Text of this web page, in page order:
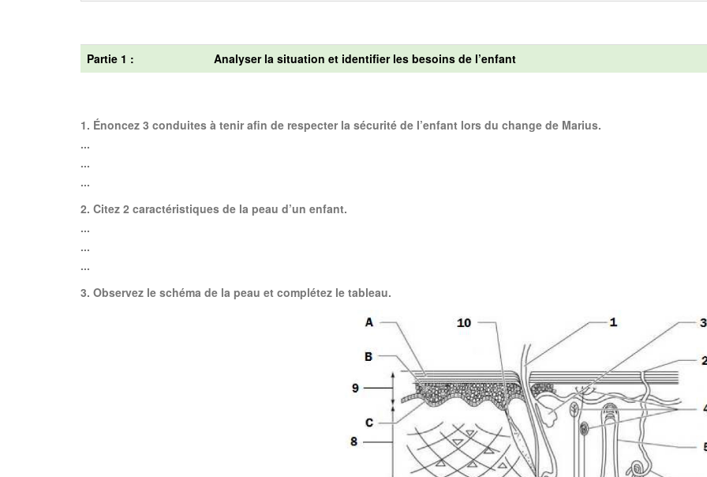
Partie 1 : Analyser la situation et identifier les besoins de l’enfant
1. Énoncez 3 conduites à tenir afin de respecter la sécurité de l’enfant lors du change de Marius.
...
...
...
2. Citez 2 caractéristiques de la peau d’un enfant.
...
...
...
3. Observez le schéma de la peau et complétez le tableau.